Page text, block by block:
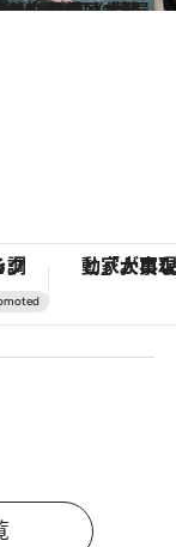
でトークイベント開催決定！【7月3日（木）19:00～20:30】
ー
り、心身を調える。